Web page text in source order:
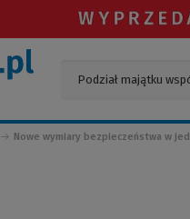
Nowe wymiary bezpieczeństwa w